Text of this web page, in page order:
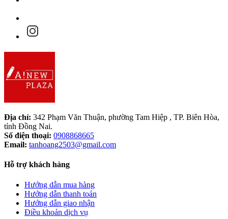
Địa chỉ: 342 Phạm Văn Thuận, phường Tam Hiệp , TP. Biên Hòa,
tỉnh Đồng Nai.
Số điện thoại: 0908868665
Email: tanhoang2503@gmail.com
Hỗ trợ khách hàng
Hướng dẫn mua hàng
Hướng dẫn thanh toán
Hướng dẫn giao nhận
Điều khoản dịch vụ